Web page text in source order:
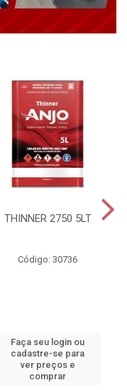
THINNER 2750 5LT
Código: 30736
Faça seu login ou
cadastre-se para
ver preços e
comprar